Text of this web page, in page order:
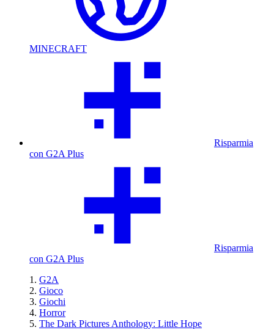
MINECRAFT
Risparmia
con G2A Plus
Risparmia
con G2A Plus
G2A
Gioco
Giochi
Horror
The Dark Pictures Anthology: Little Hope